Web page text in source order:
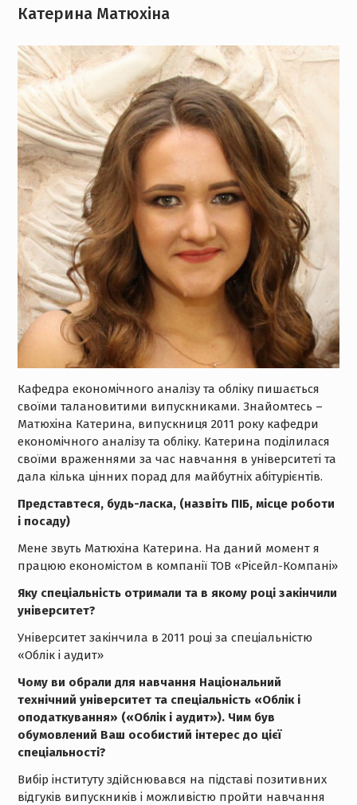
Катерина Матюхіна
Кафедра економічного аналізу та обліку пишається
своїми талановитими випускниками. Знайомтесь –
Матюхіна Катерина, випускниця 2011 року кафедри
економічного аналізу та обліку. Катерина поділилася
своїми враженнями за час навчання в університеті та
дала кілька цінних порад для майбутніх абітурієнтів.
Представтеся, будь-ласка, (назвіть ПІБ, місце роботи
і посаду)
Мене звуть Матюхіна Катерина. На даний момент я
працюю економістом в компанії ТОВ «Рісейл-Компані»
Яку спеціальність отримали та в якому році закінчили
університет?
Університет закінчила в 2011 році за спеціальністю
«Облік і аудит»
Чому ви обрали для навчання Національний
технічний університет та спеціальність «Облік і
оподаткування» («Облік і аудит»). Чим був
обумовлений Ваш особистий інтерес до цієї
спеціальності?
Вибір інституту здійснювався на підставі позитивних
відгуків випускників і можливістю пройти навчання